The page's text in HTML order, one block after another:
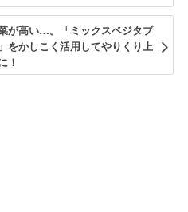
が高い…。「ミックスベジタブ
をかしこく活用してやりくり上
！